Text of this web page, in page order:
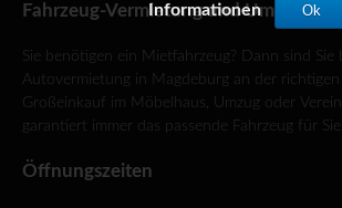
Fahrzeug-Vermietung und
Sie benötigen ein Mietfahrzeug? Dann sind Sie
Autovermietung in Magdeburg an der richtigen
Großeinkauf im Möbelhaus, Umzug oder
garantiert immer das passende Fahrzeug für Sie.
Öffnungszeiten
Informationen
Ok